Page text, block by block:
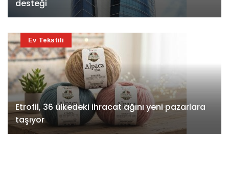
desteği
Etrofil, 36 ülkedeki ihracat ağını yeni pazarlara
taşıyor
Ev Tekstili